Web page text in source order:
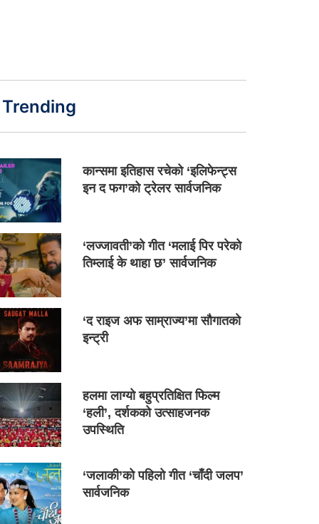
Trending
कान्समा इतिहास रचेको ‘इलिफेन्ट्स
इन द फग’को ट्रेलर सार्वजनिक
‘लज्जावती’को गीत ‘मलाई पिर परेको
तिम्लाई के थाहा छ’ सार्वजनिक
‘द राइज अफ साम्राज्य’मा सौगातको
इन्ट्री
हलमा लाग्यो बहुप्रतिक्षित फिल्म
‘हली’, दर्शकको उत्साहजनक
उपस्थिति
‘जलाकी’को पहिलो गीत ‘चाँदी जलप’
सार्वजनिक